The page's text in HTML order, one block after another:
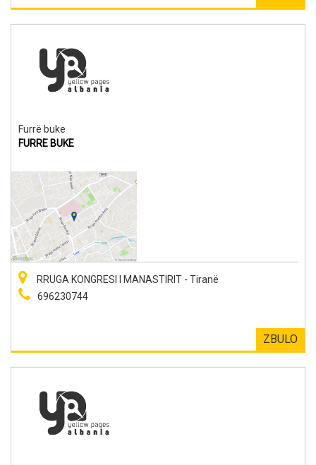
Furrë buke
FURRE BUKE
RRUGA KONGRESI I MANASTIRIT - Tiranë
696230744
ZBULO